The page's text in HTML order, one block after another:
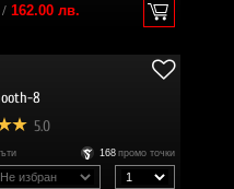
/ 162.00 лв.
8
5.0
168 промо точки